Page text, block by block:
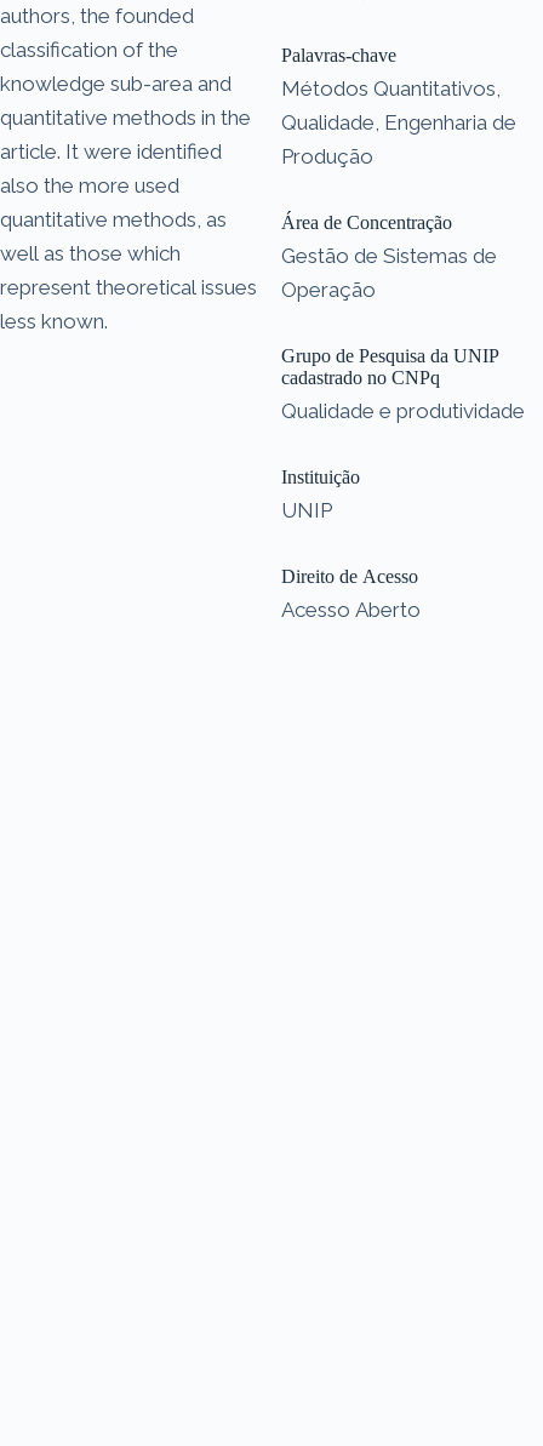
authors, the founded
classification of the
knowledge sub-area and
quantitative methods in the
article. It were identified
also the more used
quantitative methods, as
well as those which
represent theoretical issues
less known.
Palavras-chave
Métodos Quantitativos,
Qualidade, Engenharia de
Produção
Área de Concentração
Gestão de Sistemas de
Operação
Grupo de Pesquisa da UNIP
cadastrado no CNPq
Qualidade e produtividade
Instituição
UNIP
Direito de Acesso
Acesso Aberto